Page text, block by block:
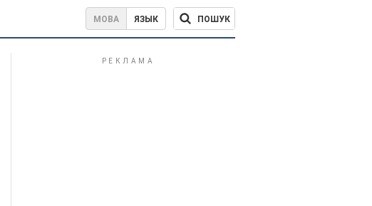
МОВА ЯЗЫК ПОШУК